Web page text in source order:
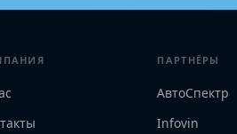
ПАРТНЁРЫ
АвтоСпектр
Infovin